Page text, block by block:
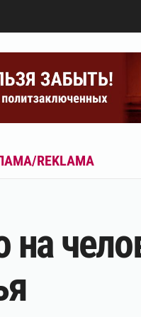
REKLAMA